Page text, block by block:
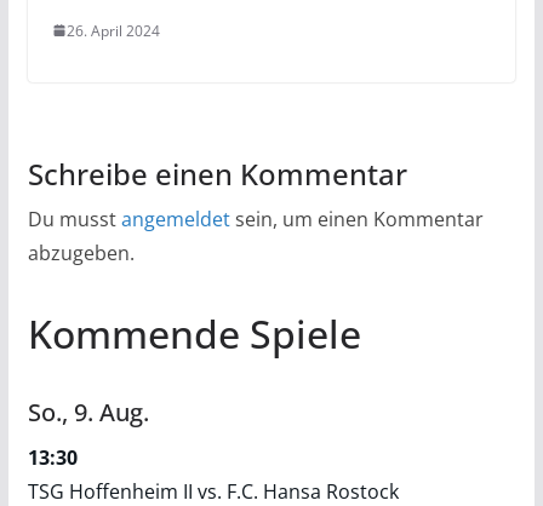
26. April 2024
Schreibe einen Kommentar
Du musstangemeldetsein, um einen Kommentar
abzugeben.
Kommende Spiele
So., 9. Aug.
13:30
TSG Hoffenheim II vs. F.C. Hansa Rostock